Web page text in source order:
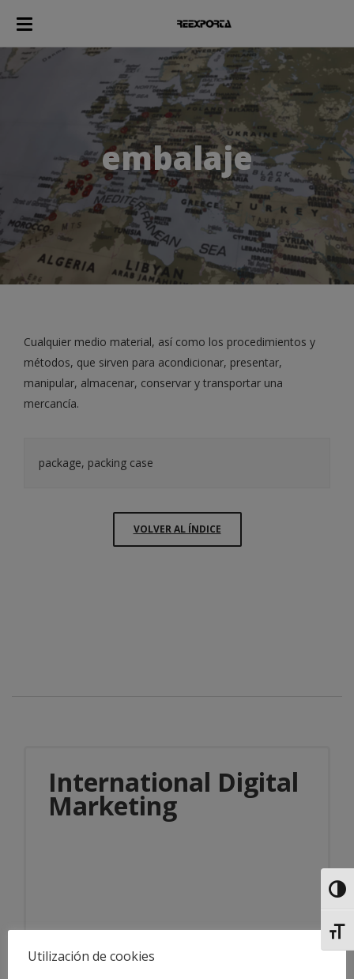
embalaje
Cualquier medio material, así como los procedimientos y
métodos, que sirven para acondicionar, presentar,
manipular, almacenar, conservar y transportar una
mercancía.
package, packing case
VOLVER AL ÍNDICE
International Digital
Marketing
Utilización de cookies